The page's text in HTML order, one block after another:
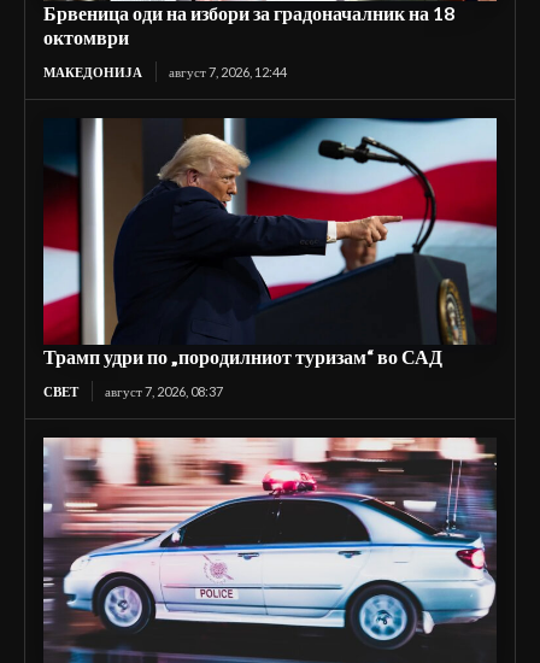
Брвеница оди на избори за градоначалник на 18
октомври
МАКЕДОНИЈА август 7, 2026, 12:44
Трамп удри по „породилниот туризам“ во САД
СВЕТ август 7, 2026, 08:37